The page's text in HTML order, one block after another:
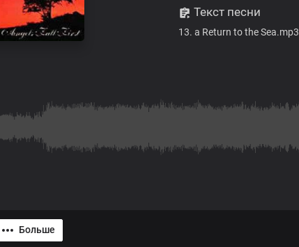
Текст песни
13. a Return to the Sea.mp3
Больше